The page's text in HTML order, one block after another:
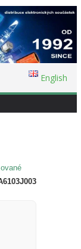
English